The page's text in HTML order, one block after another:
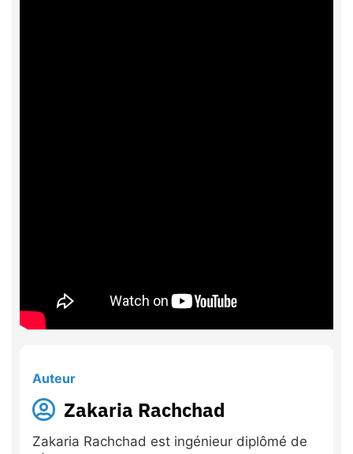
Auteur
Zakaria Rachchad
Zakaria Rachchad est ingénieur diplômé de